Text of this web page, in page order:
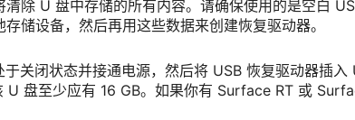
清除 U 盘中存储的所有内容。请确保使用的是空白
储设备，然后再用这些数据来创建恢复驱动器。
关闭状态并接通电源，然后将 USB 恢复驱动器插入
U 盘至少应有 16 GB。如果你有 Surface RT 或